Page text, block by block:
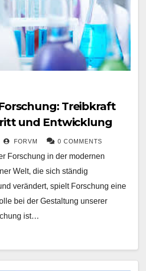
Treibkraft
und Entwicklung
FORVM 0 COMMENTS
Forschung in der modernen
Welt, die sich ständig
verändert, spielt Forschung eine
bei der Gestaltung unserer
ist…